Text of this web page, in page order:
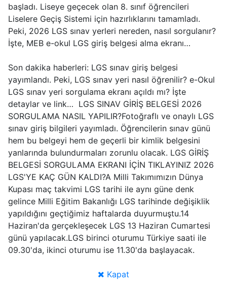
başladı. Liseye geçecek olan 8. sınıf öğrencileri
Liselere Geçiş Sistemi için hazırlıklarını tamamladı.
Peki, 2026 LGS sınav yerleri nereden, nasıl sorgulanır?
İşte, MEB e-okul LGS giriş belgesi alma ekranı…
Son dakika haberleri: LGS sınav giriş belgesi
yayımlandı. Peki, LGS sınav yeri nasıl öğrenilir? e-Okul
LGS sınav yeri sorgulama ekranı açıldı mı? İşte
detaylar ve link… LGS SINAV GİRİŞ BELGESİ 2026
SORGULAMA NASIL YAPILIR?Fotoğraflı ve onaylı LGS
sınav giriş bilgileri yayımladı. Öğrencilerin sınav günü
hem bu belgeyi hem de geçerli bir kimlik belgesini
yanlarında bulundurmaları zorunlu olacak. LGS GİRİŞ
BELGESİ SORGULAMA EKRANI İÇİN TIKLAYINIZ 2026
LGS'YE KAÇ GÜN KALDI?A Milli Takımımızın Dünya
Kupası maç takvimi LGS tarihi ile aynı güne denk
gelince Milli Eğitim Bakanlığı LGS tarihinde değişiklik
yapıldığını geçtiğimiz haftalarda duyurmuştu.14
Haziran'da gerçekleşecek LGS 13 Haziran Cumartesi
günü yapılacak.LGS birinci oturumu Türkiye saati ile
09.30'da, ikinci oturumu ise 11.30'da başlayacak.
Kapat